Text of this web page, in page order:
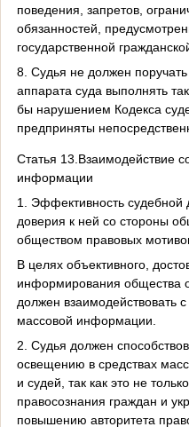
поведения, запретов,
обязанностей,
государственной
8. Судья не должен
аппарата суда выполнять
бы нарушением Кодекса
предприняты
Статья 13.Взаимодействие
информации
1. Эффективность судебной
доверия к ней со стороны
обществом правовых
В целях объективного,
информирования общества
должен взаимодействовать
массовой информации.
2. Судья должен
освещению в средствах
и судей, так как это не
правосознания граждан и
повышению авторитета